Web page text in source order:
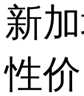
新
性